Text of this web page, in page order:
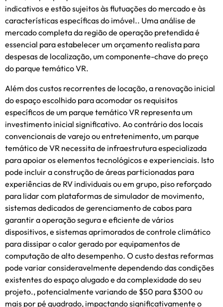
indicativos e estão sujeitos às flutuações do mercado e às
características específicas do imóvel.. Uma análise de
mercado completa da região de operação pretendida é
essencial para estabelecer um orçamento realista para
despesas de localização, um componente-chave do preço
do parque temático VR.
Além dos custos recorrentes de locação, a renovação inicial
do espaço escolhido para acomodar os requisitos
específicos de um parque temático VR representa um
investimento inicial significativo. Ao contrário dos locais
convencionais de varejo ou entretenimento, um parque
temático de VR necessita de infraestrutura especializada
para apoiar os elementos tecnológicos e experienciais. Isto
pode incluir a construção de áreas particionadas para
experiências de RV individuais ou em grupo, piso reforçado
para lidar com plataformas de simulador de movimento,
sistemas dedicados de gerenciamento de cabos para
garantir a operação segura e eficiente de vários
dispositivos, e sistemas aprimorados de controle climático
para dissipar o calor gerado por equipamentos de
computação de alto desempenho. O custo destas reformas
pode variar consideravelmente dependendo das condições
existentes do espaço alugado e da complexidade do seu
projeto., potencialmente variando de $50 para $300 ou
mais por pé quadrado, impactando significativamente o